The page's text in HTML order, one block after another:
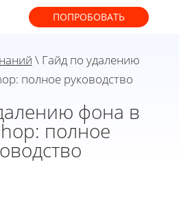
ПОПРОБОВАТЬ
\ Гайд по удалению
полное руководство
фона в
полное